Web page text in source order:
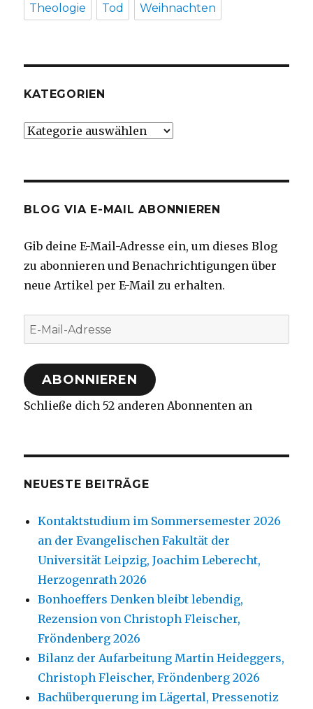
Theologie Tod Weihnachten
KATEGORIEN
Kategorien
BLOG VIA E-MAIL ABONNIEREN
Gib deine E-Mail-Adresse ein, um dieses Blog
zu abonnieren und Benachrichtigungen über
neue Artikel per E-Mail zu erhalten.
E-
Mail-
Adresse
ABONNIEREN
Schließe dich 52 anderen Abonnenten an
NEUESTE BEITRÄGE
Kontaktstudium im Sommersemester 2026
an der Evangelischen Fakultät der
Universität Leipzig, Joachim Leberecht,
Herzogenrath 2026
Bonhoeffers Denken bleibt lebendig,
Rezension von Christoph Fleischer,
Fröndenberg 2026
Bilanz der Aufarbeitung Martin Heideggers,
Christoph Fleischer, Fröndenberg 2026
Bachüberquerung im Lägertal, Pressenotiz